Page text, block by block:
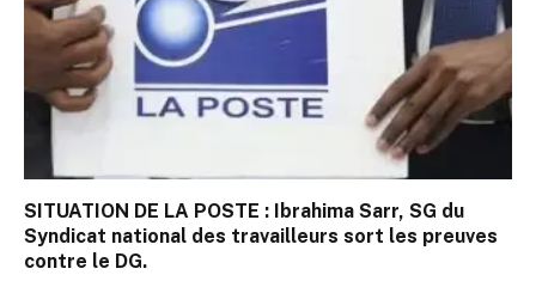
SITUATION DE LA POSTE : Ibrahima Sarr, SG du
Syndicat national des travailleurs sort les preuves
contre le DG.